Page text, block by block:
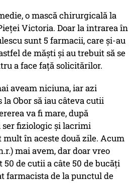
o mască chirurgicală la
Victoria. Doar la intrarea în
sunt 5 farmacii, care și-au
de măști și au trebuit să se
a face față solicitărilor.
aveam niciuna, iar azi
Obor să iau câteva cutii
va fi mare, după
ser fiziologic și lacrimi
în aceste două zile. Acum
mai avem, dar doar vreo
de cutii a câte 50 de bucăți
farmacista de la punctul de